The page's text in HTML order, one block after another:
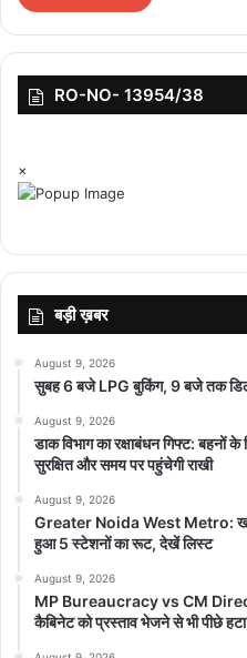
RO-NO- 13954/38
×
बड़ी ख़बर
August 9, 2026
सुबह 6 बजे LPG बुकिंग, 9 बजे तक
August 9, 2026
डाक विभाग का रक्षाबंधन गिफ्ट: बहनों
सुरक्षित और समय पर पहुंचेगी राखी
August 9, 2026
Greater Noida West Metro:
हुआ 5 स्टेशनों का रूट, देखें लिस्ट
August 9, 2026
MP Bureaucracy vs CM
कैबिनेट को प्रस्ताव भेजने से भी पीछे हटा